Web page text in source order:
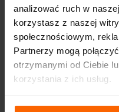
analizować ruch w
korzystasz z naszej
społecznościowym,
Partnerzy mogą
otrzymanymi od Ciebie
korzystania z ich usług.